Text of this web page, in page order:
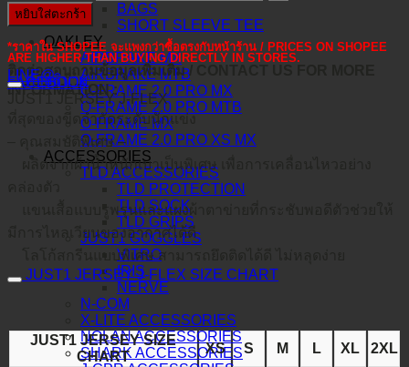
BAGS
SHORT SLEEVE TEE
OAKLEY
AIRBRAKE MX
AIRBRAKE MTB
O-FRAME 2.0 PRO MX
O-FRAME 2.0 PRO MTB
O-FRAME MX
O-FRAME 2.0 PRO XS MX
ACCESSORIES
TLD ACCESSORIES
TLD PROTECTION
TLD SOCK
TLD GRIPS
JUST1 GOGGLES
VITRO
IRIS
NERVE
N-COM
X-LITE ACCESSORIES
NOLAN ACCESSORIES
SHARK ACCESSORIES
หยิบใส่ตะกร้า
*ราคาใน SHOPEE จะแพงกว่าซื้อตรงกับหน้าร้าน / PRICES ON SHOPEE
ARE HIGHER THAN BUYING DIRECTLY IN STORES.
ติดต่อสอบถามข้อมูลเพิ่มเติม / CONTACT US FOR MORE
INFORMATION :
LINE@
FACEBOOK
คำอธิบาย
JUST1 JERSEY J-FLEX
ที่สุดของขีดจำกัดระดับนักแข่ง
– คุณสมบัติพิเศษ –
ผลิตจากผ้าน้ำหนักเบาเป็นพิเศษ เพื่อการเคลื่อนไหวอย่าง
แขนเสื้อแบบรูพรุนและแผงผ้าตาข่ายที่กระชับพอดีตัวช่วยให้
มีการไหลเวียนของอากาศได้ดี
โลโก้สกรีนแบบพิเศษ สามารถยึดติดได้ดี ไม่หลุดง่าย
JUST1 JERSEY J-FLEX SIZE CHART
JUST1 JERSEY SIZE
CHART
XS S M L XL
2XL